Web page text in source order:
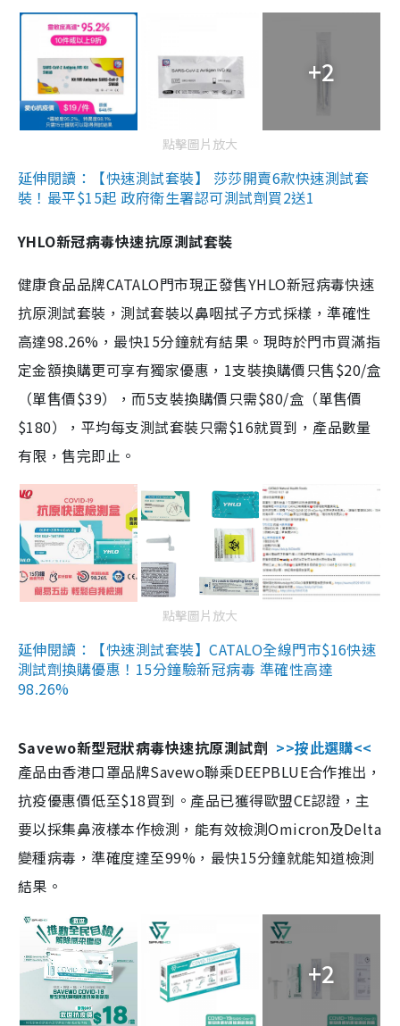
+2
點擊圖片放大
延伸閱讀：【快速測試套裝】 莎莎開賣6款快速測試套
裝！最平$15起 政府衛生署認可測試劑買2送1
YHLO新冠病毒快速抗原測試套裝
健康食品品牌CATALO門市現正發售YHLO新冠病毒快速
抗原測試套裝，測試套裝以鼻咽拭子方式採樣，準確性
高達98.26%，最快15分鐘就有結果。現時於門市買滿指
定金額換購更可享有獨家優惠，1支裝換購價只售$20/盒
（單售價$39），而5支裝換購價只需$80/盒（單售價
$180），平均每支測試套裝只需$16就買到，產品數量
有限，售完即止。
點擊圖片放大
延伸閱讀：【快速測試套裝】CATALO全線門市$16快速
測試劑換購優惠！15分鐘驗新冠病毒 準確性高達
98.26%
Savewo新型冠狀病毒快速抗原測試劑 >>按此選購<<
產品由香港口罩品牌Savewo聯乘DEEPBLUE合作推出，
抗疫優惠價低至$18買到。產品已獲得歐盟CE認證，主
要以採集鼻液樣本作檢測，能有效檢測Omicron及Delta
變種病毒，準確度達至99%，最快15分鐘就能知道檢測
結果。
+2